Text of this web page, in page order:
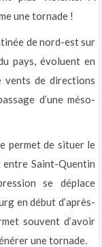
une tornade !
de nord-est sur
pays, évoluent en
vents de directions
d’une méso-
permet de situer le
entre Saint-Quentin
se déplace
en début d’après-
souvent d’avoir
une tornade.